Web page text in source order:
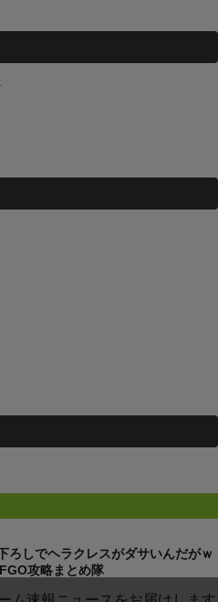
ろしでヘラクレスがダサいんだがｗ
攻略まとめ隊